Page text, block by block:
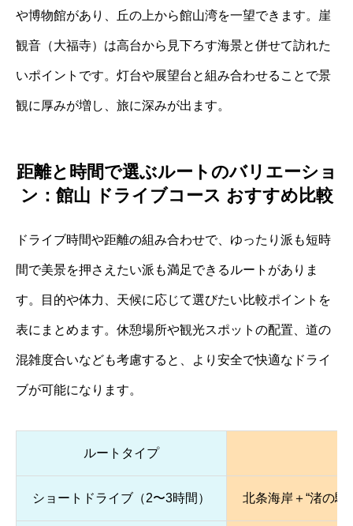
や博物館があり、丘の上から館山湾を一望できます。崖
観音（大福寺）は高台から見下ろす海景と併せて訪れた
いポイントです。灯台や展望台と組み合わせることで景
観に厚みが増し、旅に深みが出ます。
距離と時間で選ぶルートのバリエーショ
ン：館山 ドライブコース おすすめ比較
ドライブ時間や距離の組み合わせで、ゆったり派も短時
間で美景を押さえたい派も満足できるルートがありま
す。目的や体力、天候に応じて選びたい比較ポイントを
表にまとめます。休憩場所や観光スポットの配置、道の
混雑度合いなども考慮すると、より安全で快適なドライ
ブが可能になります。
ルートタイプ
ショートドライブ（2〜3時間） 北条海岸＋“渚の駅